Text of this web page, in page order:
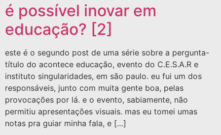
é possível inovar em
educação? [2]
este é o segundo post de uma série sobre a pergunta-
título do acontece educação, evento do C.E.S.A.R e
instituto singularidades, em são paulo. eu fui um dos
responsáveis, junto com muita gente boa, pelas
provocações por lá. e o evento, sabiamente, não
permitiu apresentações visuais. mas eu tomei umas
notas pra guiar minha fala, e […]